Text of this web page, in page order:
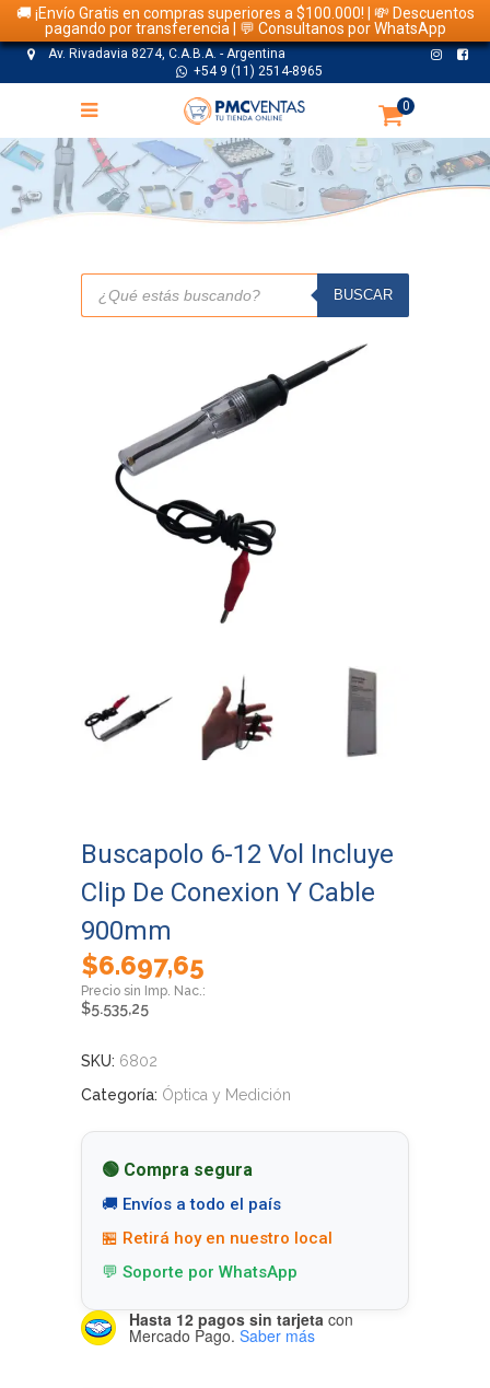
🚚 ¡Envío Gratis en compras superiores a $100.000! | 💸 Descuentos
pagando por transferencia | 💬 Consultanos por WhatsApp
Av. Rivadavia 8274, C.A.B.A. - Argentina
+54 9 (11) 2514-8965
0
TIENDA
Búsqueda
productos
BUSCAR
Buscapolo 6-12 Vol Incluye
Clip De Conexion Y Cable
900mm
$6.697,65
$5.535,25
SKU: 6802
Categoría: Óptica y Medición
🟢 Compra segura
🚚 Envíos a todo el país
🏪 Retirá hoy en nuestro local
💬 Soporte por WhatsApp
Hasta 12 pagos sin tarjeta con
Mercado Pago. Saber más